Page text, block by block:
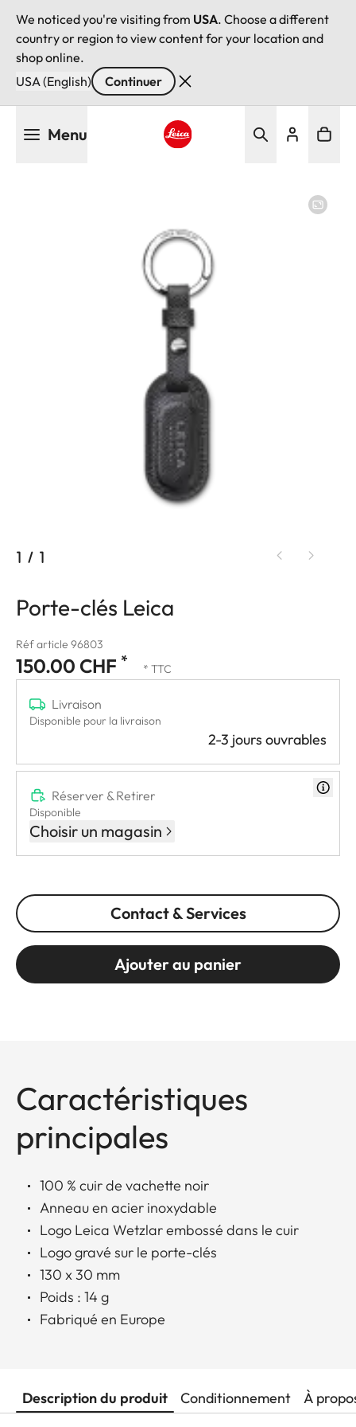
We noticed you're visiting from USA. Choose a different
country or region to view content for your location and
shop online.
USA (English)
Continuer
Menu
1 / 1
Porte-clés Leica
Réf article 96803
150.00 CHF * * TTC
Livraison
Disponible pour la livraison
2-3 jours ouvrables
Réserver & Retirer
Disponible
Choisir un magasin
Contact & Services
Ajouter au panier
Caractéristiques
principales
100 % cuir de vachette noir
Anneau en acier inoxydable
Logo Leica Wetzlar embossé dans le cuir
Logo gravé sur le porte-clés
130 x 30 mm
Poids : 14 g
Fabriqué en Europe
Description du produit Conditionnement À